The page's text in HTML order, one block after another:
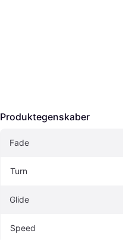
Produktegenskaber
Fade
Turn
Glide
Speed